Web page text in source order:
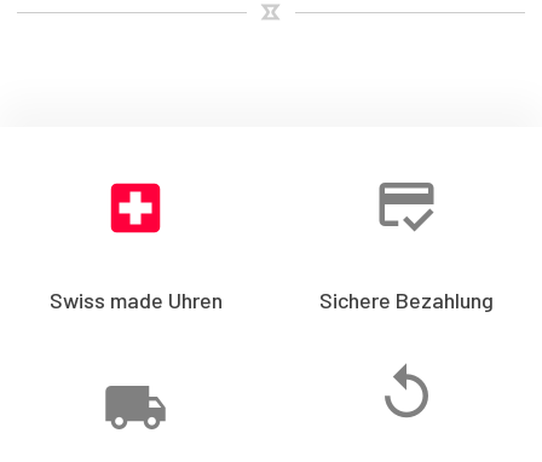
Swiss made Uhren Sichere Bezahlung